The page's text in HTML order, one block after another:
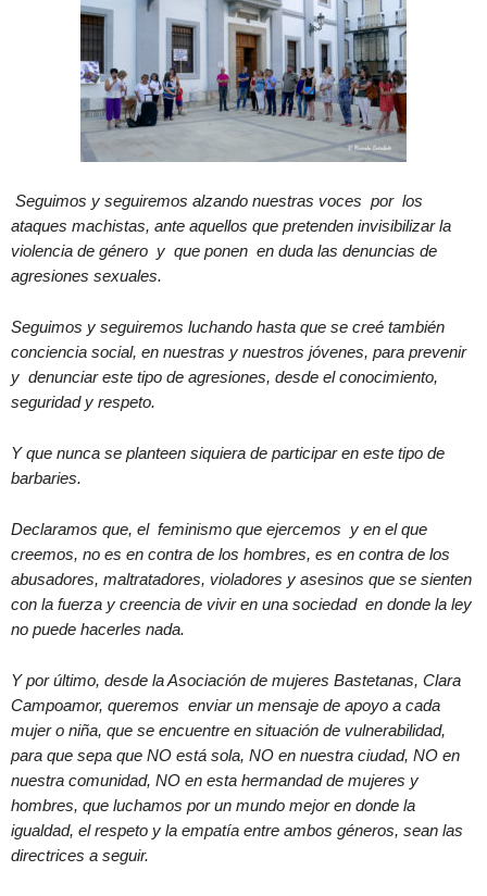
Seguimos y seguiremos alzando nuestras voces por los
ataques machistas, ante aquellos que pretenden invisibilizar la
violencia de género y que ponen en duda las denuncias de
agresiones sexuales.
Seguimos y seguiremos luchando hasta que se creé también
conciencia social, en nuestras y nuestros jóvenes, para prevenir
y denunciar este tipo de agresiones, desde el conocimiento,
seguridad y respeto.
Y que nunca se planteen siquiera de participar en este tipo de
barbaries.
Declaramos que, el feminismo que ejercemos y en el que
creemos, no es en contra de los hombres, es en contra de los
abusadores, maltratadores, violadores y asesinos que se sienten
con la fuerza y creencia de vivir en una sociedad en donde la ley
no puede hacerles nada.
Y por último, desde la Asociación de mujeres Bastetanas, Clara
Campoamor, queremos enviar un mensaje de apoyo a cada
mujer o niña, que se encuentre en situación de vulnerabilidad,
para que sepa que NO está sola, NO en nuestra ciudad, NO en
nuestra comunidad, NO en esta hermandad de mujeres y
hombres, que luchamos por un mundo mejor en donde la
igualdad, el respeto y la empatía entre ambos géneros, sean las
directrices a seguir.